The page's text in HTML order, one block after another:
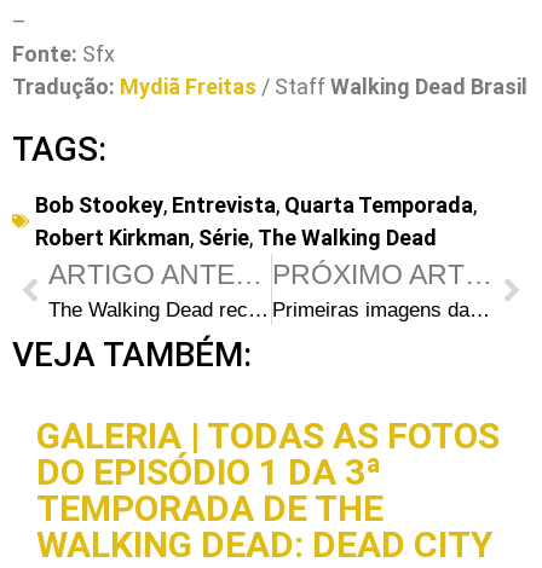
–
Fonte: Sfx
Tradução: Mydiã Freitas / StaffWalking Dead Brasil
TAGS:
Bob Stookey, Entrevista, Quarta Temporada,
Robert Kirkman, Série, The Walking Dead
ARTIGO ANTERIOR
The Walking Dead recebe o People’s Choice Awards 2014 de “Melhor Drama de TV a Cabo”
PRÓXIMO ARTIGO
Primeiras imagens da terceira coleção de bonecos oficiais de The Walking Dead inspirados nos Quadrinhos
VEJA TAMBÉM:
GALERIA | TODAS AS FOTOS
DO EPISÓDIO 1 DA 3ª
TEMPORADA DE THE
WALKING DEAD: DEAD CITY